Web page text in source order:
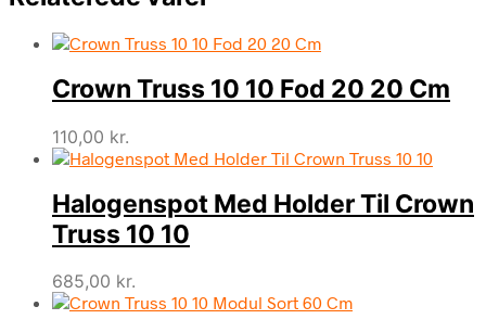
Crown Truss 10 10 Fod 20 20 Cm
110,00 kr.
Halogenspot Med Holder Til Crown
Truss 10 10
685,00 kr.